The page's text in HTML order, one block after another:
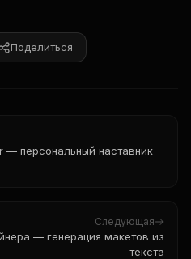
Поделиться
— персональный наставник
Следующая
— генерация макетов из
текста